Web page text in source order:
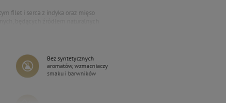
filet i serca z indyka oraz mięso
komplet niezbędnych aminokwasów
organizmu.
mineralnych, ze szczególnym
Bez syntetycznych
aromatów, wzmacniaczy
smaku i barwników